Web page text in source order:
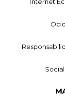
Ocio